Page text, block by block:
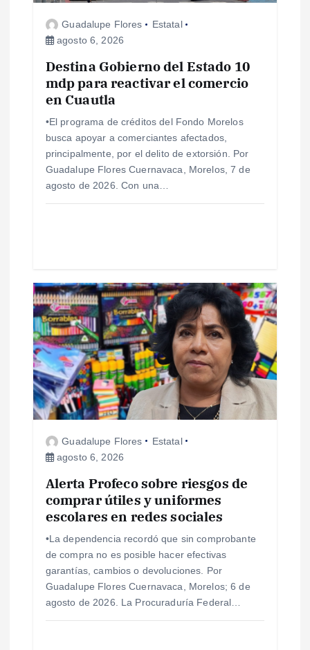
s
Guadalupe Flores
Estatal
agosto 6, 2026
Destina Gobierno del Estado 10
mdp para reactivar el comercio
en Cuautla
•El programa de créditos del Fondo Morelos
busca apoyar a comerciantes afectados,
principalmente, por el delito de extorsión. Por
Guadalupe Flores Cuernavaca, Morelos, 7 de
agosto de 2026. Con una…
Guadalupe Flores
Estatal
agosto 6, 2026
Alerta Profeco sobre riesgos de
comprar útiles y uniformes
escolares en redes sociales
•La dependencia recordó que sin comprobante
de compra no es posible hacer efectivas
garantías, cambios o devoluciones. Por
Guadalupe Flores Cuernavaca, Morelos; 6 de
agosto de 2026. La Procuraduría Federal…